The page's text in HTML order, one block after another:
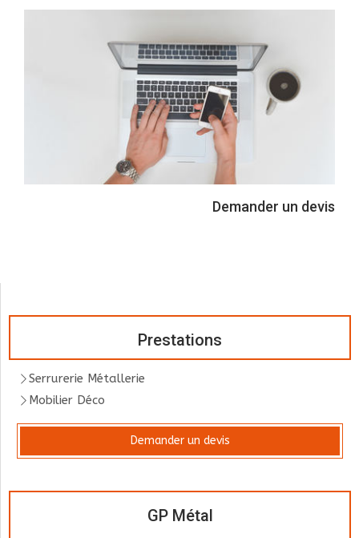
Demander un devis
Prestations
Serrurerie Métallerie
Mobilier Déco
Demander un devis
GP Métal